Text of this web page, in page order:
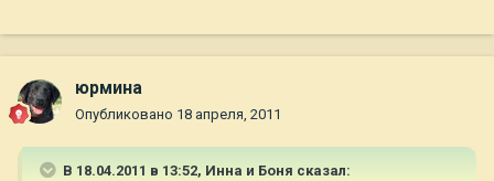
юрмина
Опубликовано 18 апреля, 2011
В 18.04.2011 в 13:52, Инна и Боня сказал: